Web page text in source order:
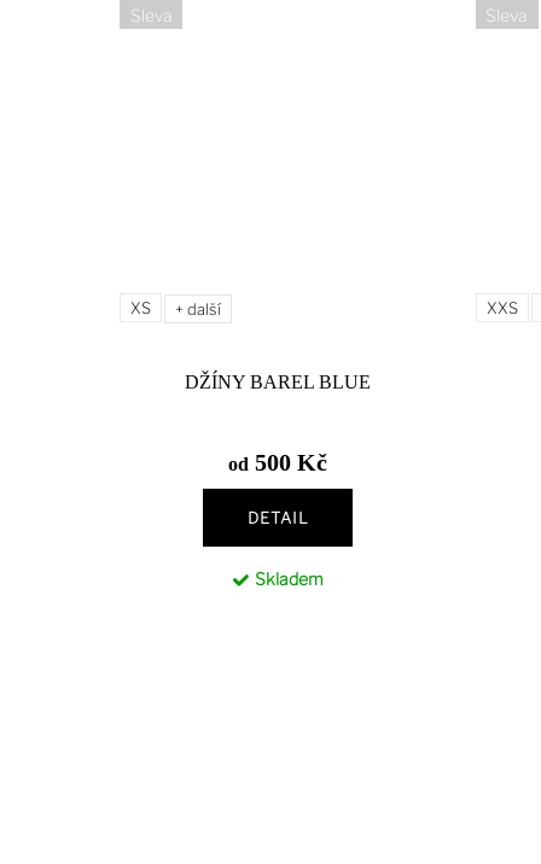
Sleva
XS + další
DŽÍNY BAREL BLUE
od 500 Kč
DETAIL
Skladem
Sleva
XXS